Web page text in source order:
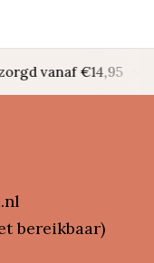
vanaf €14,95
bereikbaar)